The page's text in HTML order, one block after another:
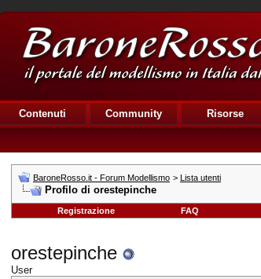
Contenuti Community Risorse
BaroneRosso.it - Forum Modellismo > Lista utenti
Profilo di orestepinche
Registrazione
FAQ
orestepinche
User